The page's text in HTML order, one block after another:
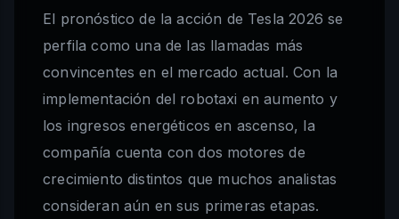
El pronóstico de la acción de Tesla 2026 se
perfila como una de las llamadas más
convincentes en el mercado actual. Con la
implementación del robotaxi en aumento y
los ingresos energéticos en ascenso, la
compañía cuenta con dos motores de
crecimiento distintos que muchos analistas
consideran aún en sus primeras etapas.